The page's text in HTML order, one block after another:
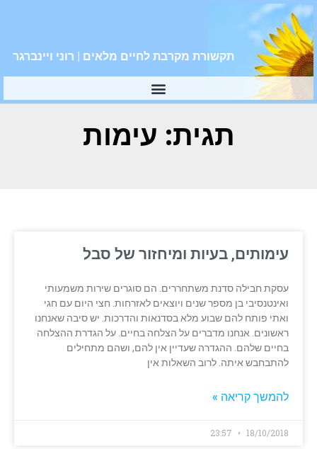
תקשורת מקרבת לחיים מלאים | רוני ויינברגר
תגית: עימות
עימותים, בעיות ומיחזור של סבל
עסקת חבילה סדנת משתחררים. הם סוגרים שירות משמעותי
ואינטנסיבי בן מספר שנים ויוצאים לאזרחות. חצי היום עם חגי
ואתי פותח להם שבוע מלא בסדנאות והדרכות. יש סיבה שאנחנו
ראשונים. אנחנו מדברים על הצלחה בחיים. על הגדרת ההצלחה
בחיים שלהם. ההגדרה שעדיין אין להם, ושהם מתחילים
להתבחבש איתה. לרוב השאלות אין
להמשך קריאה »
18/10/2018